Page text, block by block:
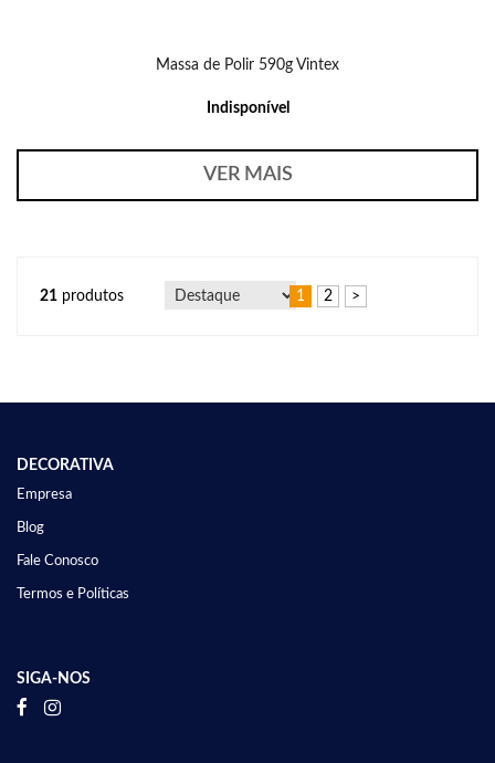
Massa de Polir 590g Vintex
Indisponível
VER MAIS
21 produtos 1 2 >
DECORATIVA
Empresa
Blog
Fale Conosco
Termos e Políticas
SIGA-NOS